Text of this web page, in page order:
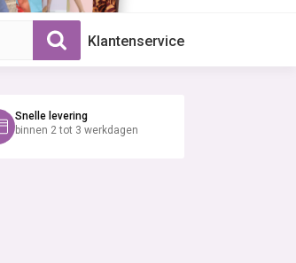
Klantenservice
Snelle levering
binnen 2 tot 3 werkdagen